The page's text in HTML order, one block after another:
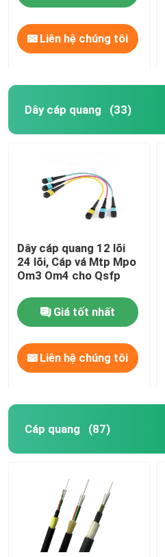
Liên hệ chúng tôi
Dây cáp quang (33)
Dây cáp quang 12 lõi
24 lõi, Cáp vá Mtp Mpo
Om3 Om4 cho Qsfp
Giá tốt nhất
Liên hệ chúng tôi
Cáp quang (87)